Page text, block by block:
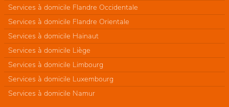
Services à domicile Flandre Occidentale
Services à domicile Flandre Orientale
Services à domicile Hainaut
Services à domicile Liège
Services à domicile Limbourg
Services à domicile Luxembourg
Services à domicile Namur